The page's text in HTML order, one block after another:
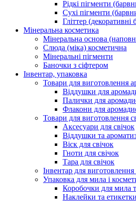
Рідкі пігменти
Сухі пігменти
Гліттер (декоративні
Мінеральна косметика
Мінеральна основа
Слюда (міка) косметична
Мінеральні пігменти
Баночки з сіфтером
Інвентар, упаковка
Товари для виготовлення
Віддушки для
Палички для
Флакони для
Товари для виготовлення
Аксесуари для свічок
Віддушки та
Віск для свічок
Гноти для свічок
Тара для свічок
Інвентар для
Упаковка для мила і
Коробочки для мила
Наклейки та